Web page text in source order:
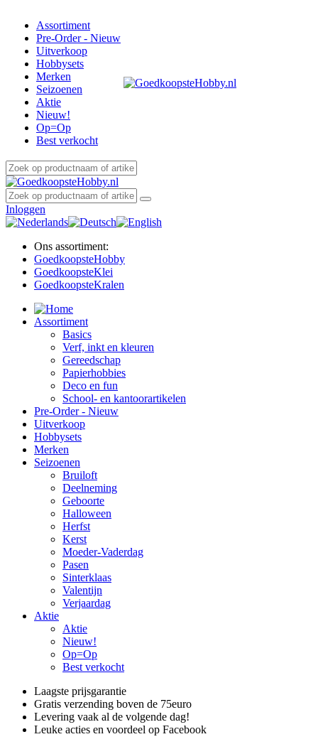
Assortiment
Pre-Order - Nieuw
Uitverkoop
Hobbysets
Merken
Seizoenen
Aktie
Nieuw!
Op=Op
Best verkocht
Inloggen
Ons assortiment:
GoedkoopsteHobby
GoedkoopsteKlei
GoedkoopsteKralen
Assortiment
Basics
Verf, inkt en kleuren
Gereedschap
Papierhobbies
Deco en fun
School- en kantoorartikelen
Pre-Order - Nieuw
Uitverkoop
Hobbysets
Merken
Seizoenen
Bruiloft
Deelneming
Geboorte
Halloween
Herfst
Kerst
Moeder-Vaderdag
Pasen
Sinterklaas
Valentijn
Verjaardag
Aktie
Aktie
Nieuw!
Op=Op
Best verkocht
Laagste prijsgarantie
Gratis verzending boven de 75euro
Levering vaak al de volgende dag!
Leuke acties en voordeel op Facebook